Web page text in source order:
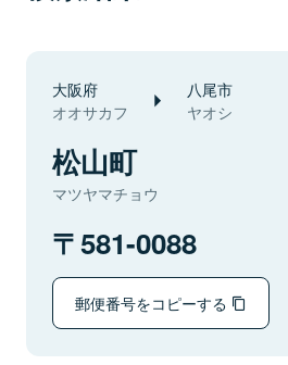
大阪府
オオサカフ
八尾市
ヤオシ
松山町
マツヤマチョウ
581-0088
郵便番号をコピーする